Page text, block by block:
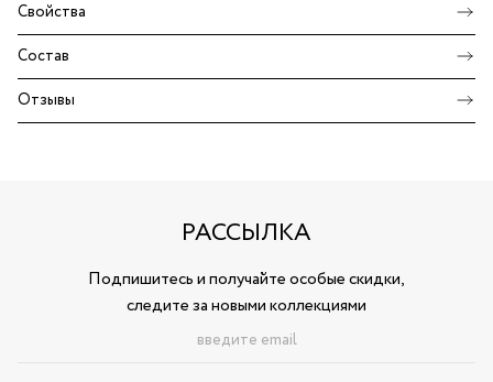
Свойства
Состав
Отзывы
РАССЫЛКА
Подпишитесь и получайте особые скидки,
следите за новыми коллекциями